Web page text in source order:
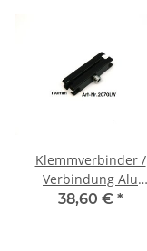
Klemmverbinder /
Verbindung Alu
Kugelflex® für die
38,60 € *